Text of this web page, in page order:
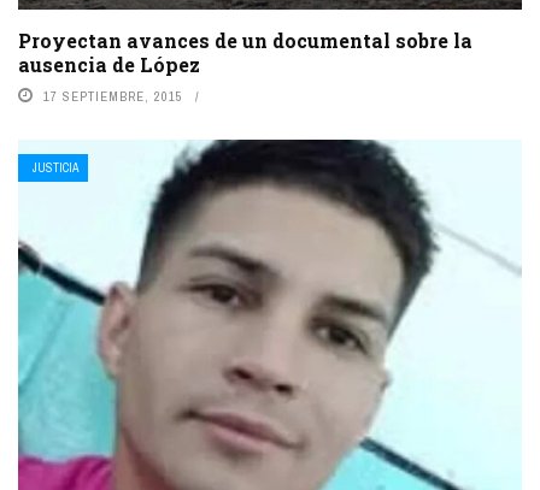
Proyectan avances de un documental sobre la
ausencia de López
17 SEPTIEMBRE, 2015
JUSTICIA